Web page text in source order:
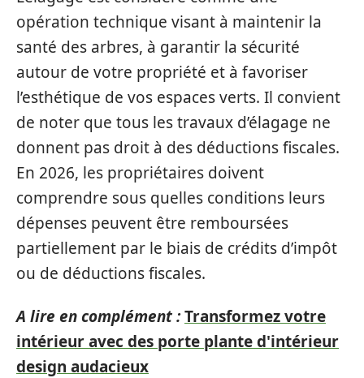
opération technique visant à maintenir la
santé des arbres, à garantir la sécurité
autour de votre propriété et à favoriser
l’esthétique de vos espaces verts. Il convient
de noter que tous les travaux d’élagage ne
donnent pas droit à des déductions fiscales.
En 2026, les propriétaires doivent
comprendre sous quelles conditions leurs
dépenses peuvent être remboursées
partiellement par le biais de crédits d’impôt
ou de déductions fiscales.
A lire en complément :Transformez votre
intérieur avec des porte plante d'intérieur
design audacieux